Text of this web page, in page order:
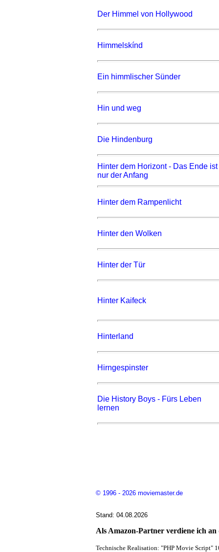
Der Himmel von Hollywood
Himmelskínd
Ein himmlischer Sünder
Hin und weg
Die Hindenburg
Hinter dem Horizont - Das Ende ist
nur der Anfang
Hinter dem Rampenlicht
Hinter den Wolken
Hinter der Tür
Hinter Kaifeck
Hinterland
Hirngespinster
Die History Boys - Fürs Leben
lernen
© 1996 - 2026 moviemaster.de
Stand: 04.08.2026
Als Amazon-Partner verdiene ich
Technische Realisation: "PHP Movie Script"